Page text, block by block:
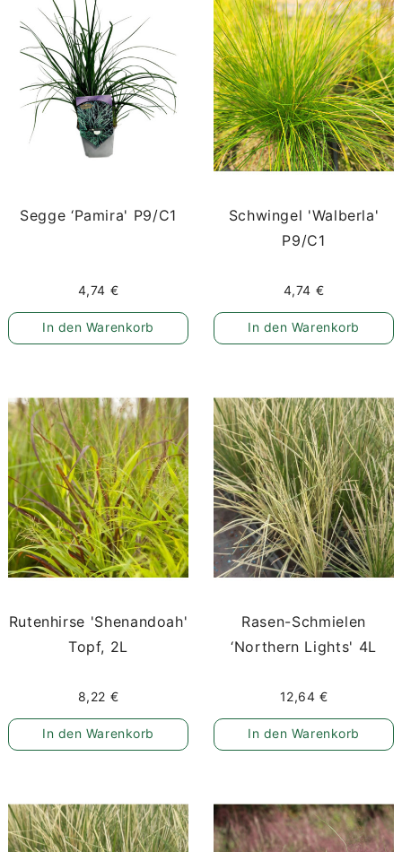
Segge ‘Pamira' P9/C1
4,74 €
In den Warenkorb
Schwingel 'Walberla'
P9/C1
4,74 €
In den Warenkorb
Rutenhirse 'Shenandoah'
Topf, 2L
8,22 €
In den Warenkorb
Rasen-Schmielen
‘Northern Lights' 4L
12,64 €
In den Warenkorb